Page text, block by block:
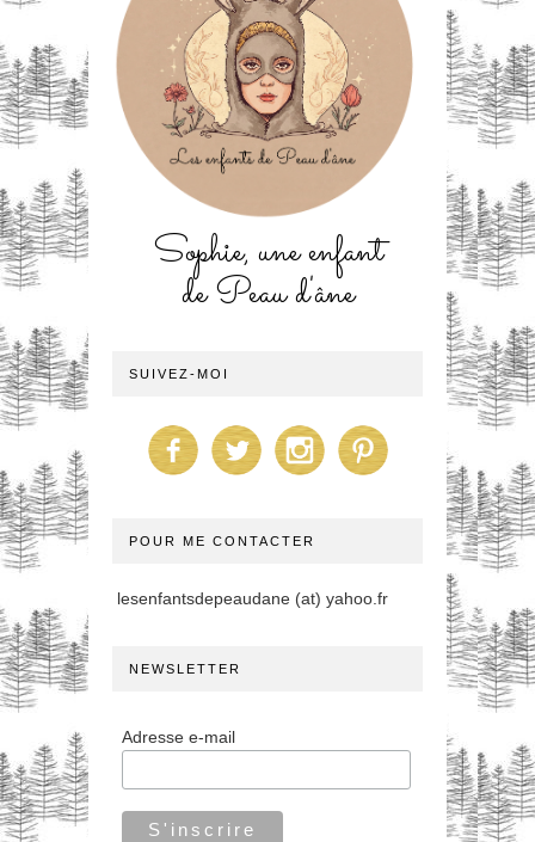
Sophie, une enfant
de Peau d'âne
SUIVEZ-MOI
POUR ME CONTACTER
lesenfantsdepeaudane (at) yahoo.fr
NEWSLETTER
Adresse e-mail